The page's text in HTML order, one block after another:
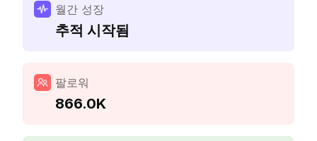
월간 성장
추적 시작됨
팔로워
866.0K